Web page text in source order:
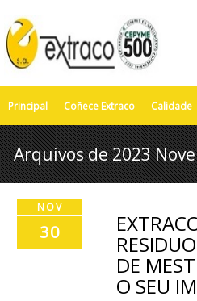
Principal Coñece Extraco Calidade
Arquivos de 2023
NOV
30
DE
O SEU